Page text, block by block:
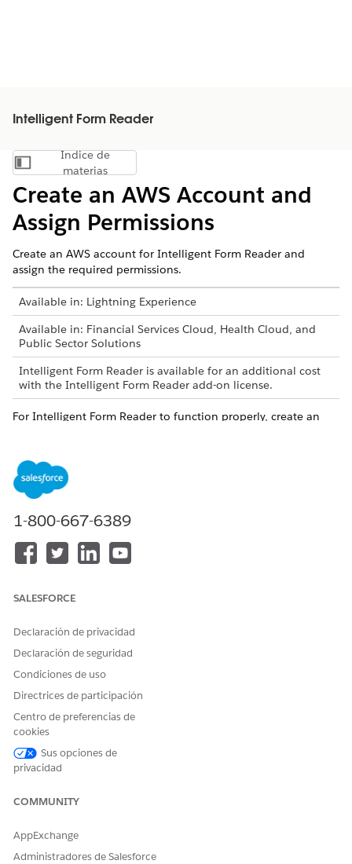
Intelligent Form Reader
Mostrar índice de materias
Índice de
materias
Create an AWS Account and
Assign Permissions
Create an AWS account for Intelligent Form Reader and
assign the required permissions.
Available in: Lightning Experience
Available in: Financial Services Cloud, Health Cloud, and
Public Sector Solutions
Intelligent Form Reader is available for an additional cost
with the Intelligent Form Reader add-on license.
For Intelligent Form Reader to function properly, create an
IMPORTANTThe AWS account is charged for any AWS
between your organization and AWS.
Create an AWS account.
Add the Amazon Textract permissions to the IAM User.
¿RESOLVIÓ ESTE ARTÍCULO SU PROBLEMA?
¡Háganos saber cómo podemos mejorar!
1-800-667-6389
SALESFORCE
Declaración de privacidad
Declaración de seguridad
Condiciones de uso
Directrices de participación
Centro de preferencias de
cookies
Sus opciones de
privacidad
COMMUNITY
AppExchange
Administradores de Salesforce